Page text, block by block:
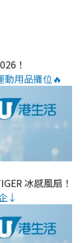
！
用品攤位🔥
冰感風扇！
↓